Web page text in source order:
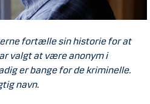
fortælle sin historie for at
valgt at være anonym i
er bange for de kriminelle.
navn.